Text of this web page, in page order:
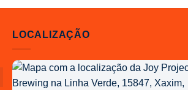
LOCALIZAÇÃO
Localização
da